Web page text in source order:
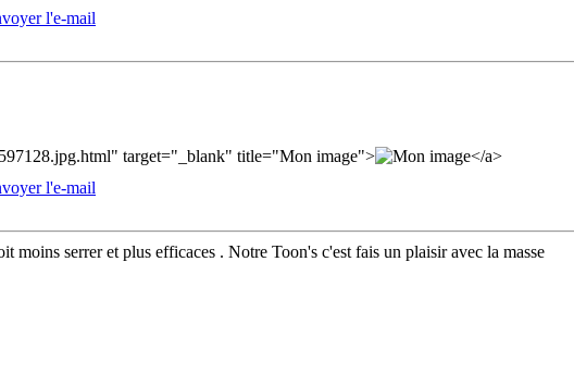
target="_blank" title="Mon image">
</a>
moins serrer et plus efficaces . Notre Toon's c'est fais un plaisir avec la masse